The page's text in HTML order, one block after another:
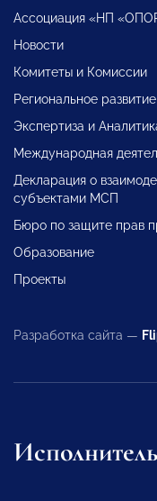
Ассоциация «НП
Новости
Комитеты и Комиссии
Региональное развитие
Экспертиза и
Международная
Декларация о
субъектами МСП
Бюро по защите прав
Образование
Проекты
Разработка сайта —